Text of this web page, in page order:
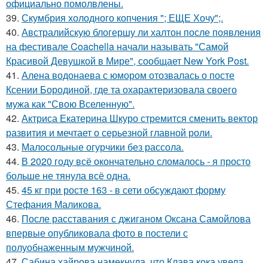
официально помолвлены.
39. Скумбрия холодного копчения "; ЕЩЕ Хочу";.
40. Австралийскую блогершу ли халтон после появления
на фестивале Coachella начали называть "Самой
Красивой Девушкой в Мире", сообщает New York Post.
41. Алена водонаева с юмором отозвалась о посте
Ксении Бородиной, где та охарактеризовала своего
мужа как "Свою Вселенную".
42. Актриса Екатерина Шкуро стремится сменить вектор
развития и мечтает о серьезной главной роли.
43. Малосольные огурчики без рассола.
44. В 2020 году всё окончательно сломалось - я просто
больше не тянула всё одна.
45. 45 кг при росте 163 - в сети обсуждают форму
Стефания Маликова.
46. После расставания с джиганом Оксана Самойлова
впервые опубликовала фото в постели с
полуобнаженным мужчиной.